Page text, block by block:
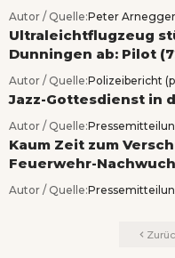
Autor / Quelle:Peter Arnegger
Ultraleichtflugzeug
Dunningen ab: Pilot
Autor / Quelle:Polizeibericht
Jazz-Gottesdienst in
Autor / Quelle:
Kaum Zeit zum
Feuerwehr-
Autor / Quelle: